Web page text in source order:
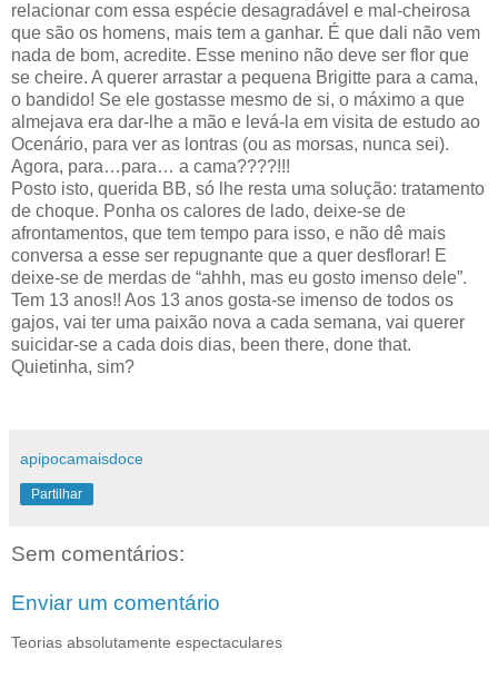
relacionar com essa espécie desagradável e mal-cheirosa
que são os homens, mais tem a ganhar. É que dali não vem
nada de bom, acredite. Esse menino não deve ser flor que
se cheire. A querer arrastar a pequena Brigitte para a cama,
o bandido! Se ele gostasse mesmo de si, o máximo a que
almejava era dar-lhe a mão e levá-la em visita de estudo ao
Ocenário, para ver as lontras (ou as morsas, nunca sei).
Agora, para…para… a cama????!!!
Posto isto, querida BB, só lhe resta uma solução: tratamento
de choque. Ponha os calores de lado, deixe-se de
afrontamentos, que tem tempo para isso, e não dê mais
conversa a esse ser repugnante que a quer desflorar! E
deixe-se de merdas de “ahhh, mas eu gosto imenso dele”.
Tem 13 anos!! Aos 13 anos gosta-se imenso de todos os
gajos, vai ter uma paixão nova a cada semana, vai querer
suicidar-se a cada dois dias, been there, done that.
Quietinha, sim?
apipocamaisdoce
Partilhar
Sem comentários:
Enviar um comentário
Teorias absolutamente espectaculares